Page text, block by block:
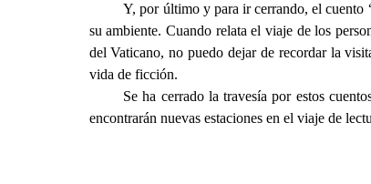
Y, por último y para ir cerrando, el
su ambiente. Cuando relata el viaje de los
del Vaticano, no puedo dejar de recordar la
vida de ficción.
Se ha cerrado la travesía por estos
encontrarán nuevas estaciones en el viaje de